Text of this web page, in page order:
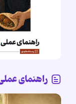
راهنمای